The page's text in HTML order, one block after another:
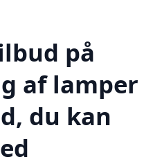
på
af lamper
du kan